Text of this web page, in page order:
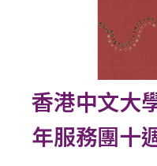
香港中文大
年服務團十